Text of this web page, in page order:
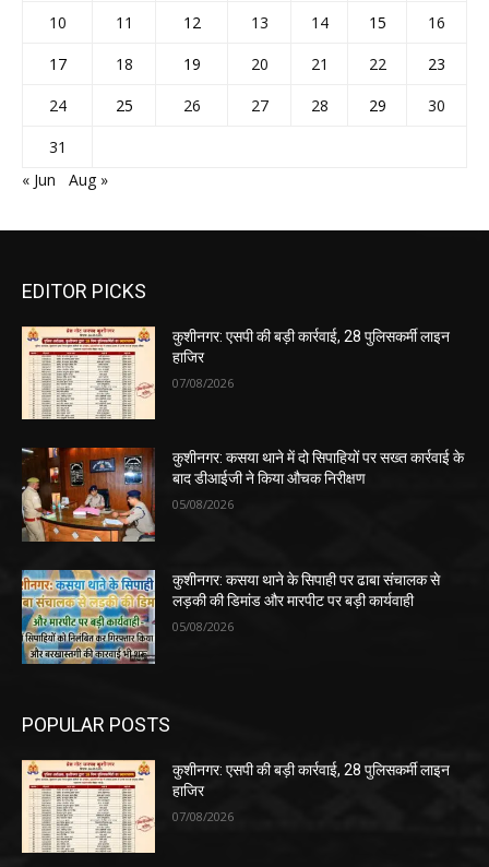
10
11 12 13 14 15
16
17
18 19 20 21 22
23
24
25 26 27 28 29
30
31
« Jun
Aug »
EDITOR PICKS
कुशीनगर: एसपी की बड़ी कार्रवाई, 28 पुलिसकर्मी लाइन
हाजिर
07/08/2026
कुशीनगर: कसया थाने में दो सिपाहियों पर सख्त कार्रवाई के
बाद डीआईजी ने किया औचक निरीक्षण
05/08/2026
कुशीनगर: कसया थाने के सिपाही पर ढाबा संचालक से
लड़की की डिमांड और मारपीट पर बड़ी कार्यवाही
05/08/2026
POPULAR POSTS
कुशीनगर: एसपी की बड़ी कार्रवाई, 28 पुलिसकर्मी लाइन
हाजिर
07/08/2026